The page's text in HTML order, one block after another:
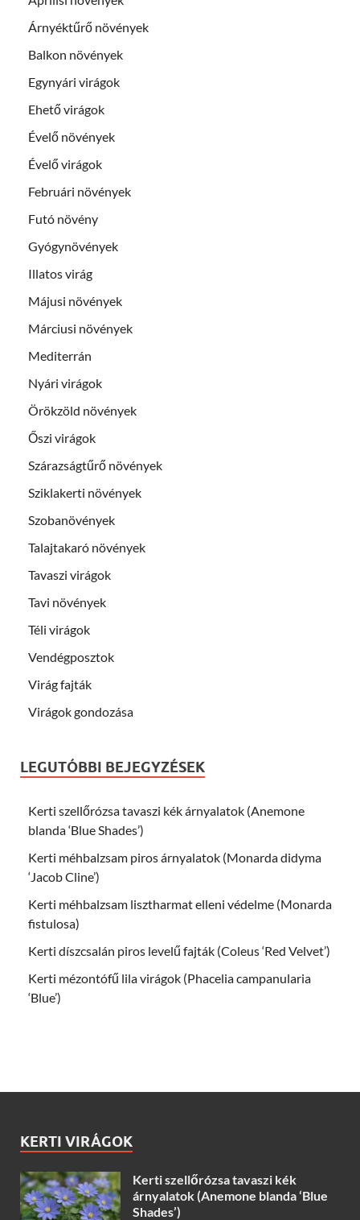
Árnyéktűrő növények
Balkon növények
Egynyári virágok
Ehető virágok
Évelő növények
Évelő virágok
Februári növények
Futó növény
Gyógynövények
Illatos virág
Májusi növények
Márciusi növények
Mediterrán
Nyári virágok
Örökzöld növények
Őszi virágok
Szárazságtűrő növények
Sziklakerti növények
Szobanövények
Talajtakaró növények
Tavaszi virágok
Tavi növények
Téli virágok
Vendégposztok
Virág fajták
Virágok gondozása
LEGUTÓBBI BEJEGYZÉSEK
Kerti szellőrózsa tavaszi kék árnyalatok (Anemone
blanda ‘Blue Shades’)
Kerti méhbalzsam piros árnyalatok (Monarda didyma
‘Jacob Cline’)
Kerti méhbalzsam lisztharmat elleni védelme (Monarda
fistulosa)
Kerti díszcsalán piros levelű fajták (Coleus ‘Red Velvet’)
Kerti mézontófű lila virágok (Phacelia campanularia
‘Blue’)
KERTI VIRÁGOK
Kerti szellőrózsa tavaszi kék
árnyalatok (Anemone blanda ‘Blue
Shades’)